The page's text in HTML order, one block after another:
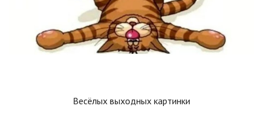
Весёлых выходных картинки